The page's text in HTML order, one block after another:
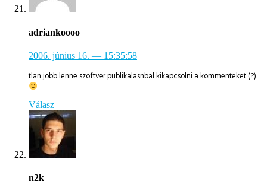
adriankoooo
2006. június 16. — 15:35:58
tlan jobb lenne szoftver publikalasnbal kikapcsolni a kommenteket (?).
Válasz
n2k